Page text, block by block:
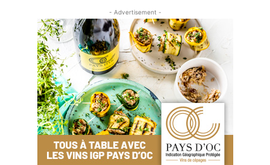
- Advertisement -